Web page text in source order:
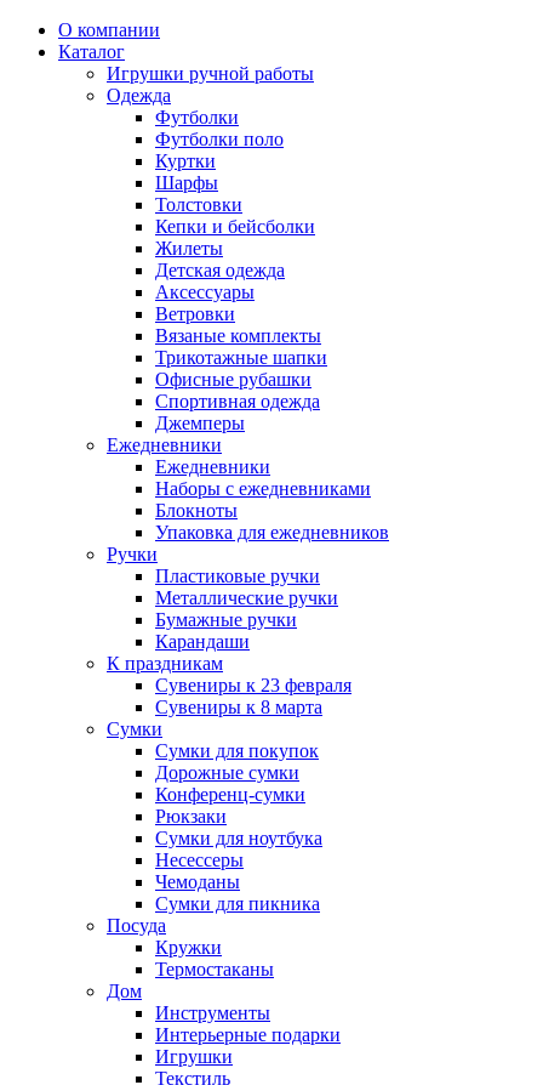
О компании
Каталог
Игрушки ручной работы
Одежда
Футболки
Футболки поло
Куртки
Шарфы
Толстовки
Кепки и бейсболки
Жилеты
Детская одежда
Аксессуары
Ветровки
Вязаные комплекты
Трикотажные шапки
Офисные рубашки
Спортивная одежда
Джемперы
Ежедневники
Ежедневники
Наборы с ежедневниками
Блокноты
Упаковка для ежедневников
Ручки
Пластиковые ручки
Металлические ручки
Бумажные ручки
Карандаши
К праздникам
Сувениры к 23 февраля
Сувениры к 8 марта
Сумки
Сумки для покупок
Дорожные сумки
Конференц-сумки
Рюкзаки
Сумки для ноутбука
Несессеры
Чемоданы
Сумки для пикника
Посуда
Кружки
Термостаканы
Дом
Инструменты
Интерьерные подарки
Игрушки
Текстиль